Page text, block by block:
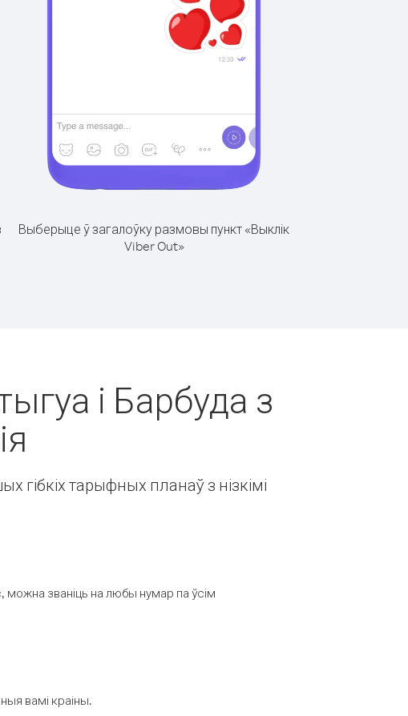
Выберыце ў загалоўку размовы пункт «Выклік
Viber Out»
і Барбуда з
тарыфных планаў з нізкімі
можна званіць на любы нумар па ўсім
вамі краіны.